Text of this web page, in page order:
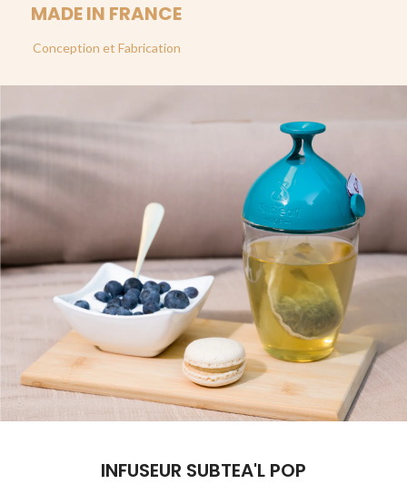
MADE IN FRANCE
Conception et Fabrication
INFUSEUR SUBTEA'L POP